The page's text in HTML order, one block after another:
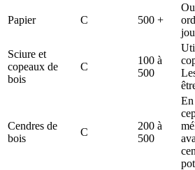
Papier C 500 +
Sciure et
copeaux de
bois
C
100 à
500
Cendres de
bois
C
200 à
500